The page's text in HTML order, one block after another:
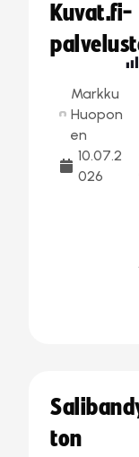
Kuvat.fi-
Markku
Huopon
en
10.07.2
026
ton